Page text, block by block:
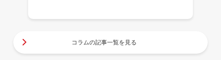
コラムの記事一覧を見る